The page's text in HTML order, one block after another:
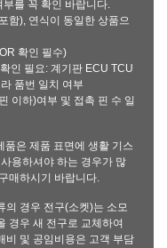
를 꼭 확인 바랍니다.
함), 연식이 동일한 상품으
확인 필수)
인 필요: 계기판 ECU TCU
품번 일치 여부
이하)여부 및 접촉 핀 수 일
품은 제품 표면에 생활 기스
용하셔야 하는 경우가 많
매하시기 바랍니다.
의 경우 전구(소켓)는 소모
경우 새 전구로 교체하여
비 및 공임비용은 고객 부담